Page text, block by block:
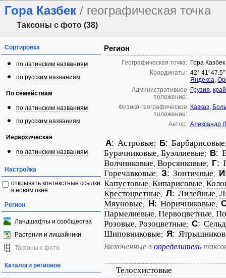
Гора Казбек / географическая точка
Таксоны с фото (38)
Сортировка
по латинским названиям
по русским названиям
По семействам
по латинским названиям
по русским названиям
Иерархическая
по латинским названиям
Настройка
открывать контекстные ссылки
в новом окне
Регион
Ландшафты и сообщества
Растения и лишайники
Таксоны с фото
Каталоги регионов
Регион
Географическая точка: Гора Казбек
Координаты: 42° 41′
Яндекса,
Административное
положение:
Грузия,
Физико-географическое
положение:
Кавказ,
Автор: Александр
А: Астровые; Б: Барбарисовые
Бурачниковые Буэллиевые; В:
Волчниковые Ворсянковые; Г:
Горечавковые; З: Зонтичные; И
Капустовые Кипарисовые
Крестоцветные; Л: Лилейные
Мяуновые; Н: Норичниковые;
Пармелиевые Первоцветные
Розовые Розоцветные; С:
Шиповниковые; Я:
Включенные в определитель
Телосхистовые